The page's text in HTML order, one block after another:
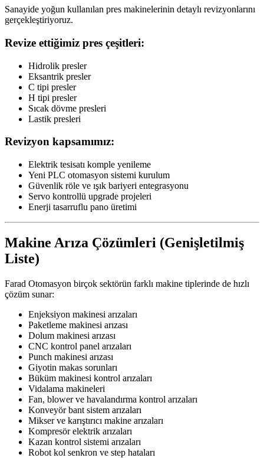
Sanayide yoğun kullanılan pres makinelerinin detaylı revizyonlarını
gerçekleştiriyoruz.
Revize ettiğimiz pres çeşitleri:
Hidrolik presler
Eksantrik presler
C tipi presler
H tipi presler
Sıcak dövme presleri
Lastik presleri
Revizyon kapsamımız:
Elektrik tesisatı komple yenileme
Yeni PLC otomasyon sistemi kurulum
Güvenlik röle ve ışık bariyeri entegrasyonu
Servo kontrollü upgrade projeleri
Enerji tasarruflu pano üretimi
Makine Arıza Çözümleri (Genişletilmiş
Liste)
Farad Otomasyon birçok sektörün farklı makine tiplerinde de hızlı
çözüm sunar:
Enjeksiyon makinesi arızaları
Paketleme makinesi arızası
Dolum makinesi arızası
CNC kontrol panel arızaları
Punch makinesi arızası
Giyotin makas sorunları
Büküm makinesi kontrol arızaları
Vidalama makineleri
Fan, blower ve havalandırma kontrol arızaları
Konveyör bant sistem arızaları
Mikser ve karıştırıcı makine arızaları
Kompresör elektrik arızaları
Kazan kontrol sistemi arızaları
Robot kol senkron ve step hataları